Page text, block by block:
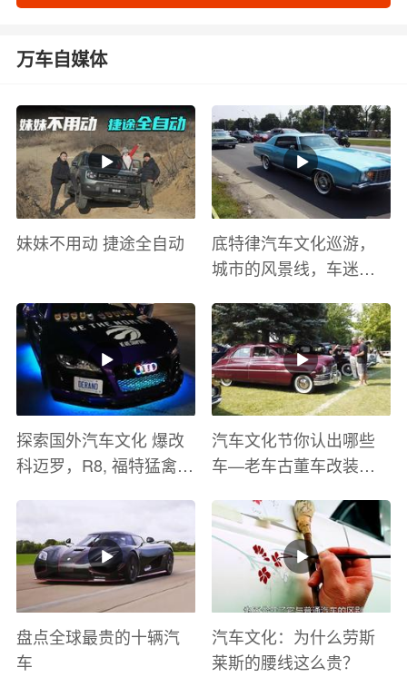
万车自媒体
妹妹不用动 捷途全自动
底特律汽车文化巡游，
城市的风景线，车迷的
探索国外汽车文化 爆改
科迈罗，R8, 福特猛禽
汽车文化节你认出哪些
车—老车古董车改装车
盘点全球最贵的十辆汽
车
汽车文化：为什么劳斯
莱斯的腰线这么贵？